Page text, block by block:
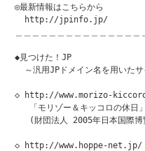
◎最新情報はこちらから
  http://jpinfo.jp/
◆見つけた！JP
～汎用JPドメイン名を用いた
◇ http://www.morizo-
「モリゾー＆キッコロの休日
(財団法人 2005年日本国際博
◇ http://www.hoppe-net.jp/